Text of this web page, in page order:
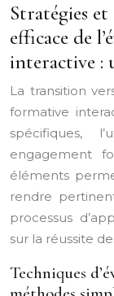
Stratégies
efficace de
interactive :
La transition
formative
spécifiques,
engagement
éléments
rendre
processus
sur la réussite
Techniques